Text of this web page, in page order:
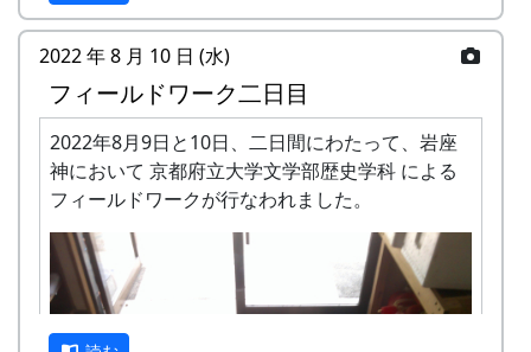
されます。
あわせて、2023年に岩座神の棚田について農業の
面から調査をおこなった武庫川女子大学来栖氏の
研究発表も行なわれます。
京都府立大学歴史学科文化遺産調査報
告会
日時・場所
日時 : 2024年6月15日（土） 13:00 - 16:30
場所 : 岩座神公会堂
2022 年 8 月 10 日 (水)
フィールドワーク二日目
2022年8月9日と10日、二日間にわたって、岩座
神において 京都府立大学文学部歴史学科 による
フィールドワークが行なわれました。